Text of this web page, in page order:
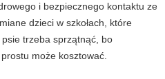
i bezpiecznego kontaktu ze
dzieci w szkołach, które
trzeba sprzątnąć, bo
może kosztować.